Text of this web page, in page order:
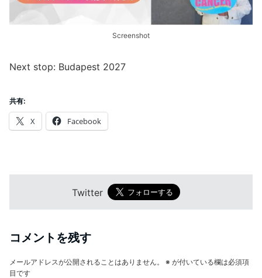
Screenshot
Next stop: Budapest 2027
共有:
X Facebook
Twitter
コメントを残す
メールアドレスが公開されることはありません。 ※ が付いている欄は必須項
目です